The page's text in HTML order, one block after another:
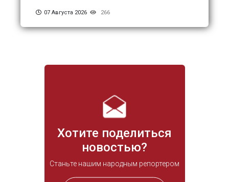
Хотите поделиться
новостью?
Станьте нашим народным репортером
07 Августа 2026 266